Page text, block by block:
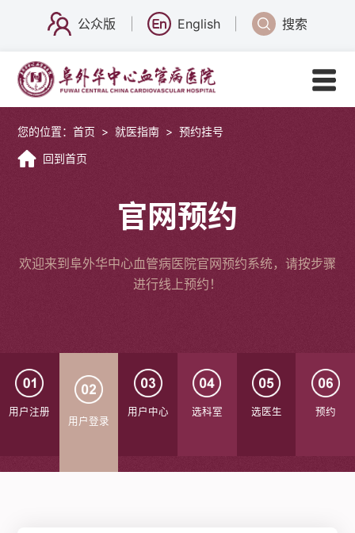
公众版 English 搜索
您的位置：首页 > 就医指南 > 预约挂号
回到首页
官网预约
欢迎来到阜外华中心血管病医院官网预约系统，请按步骤
进行线上预约！
用户注册
用户登录
用户中心 选科室 选医生 预约